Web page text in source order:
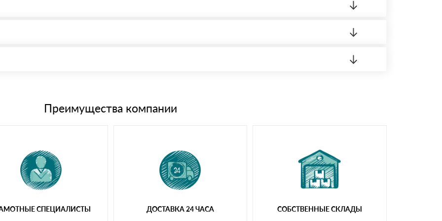
банковским картамПреимущества компании
СПЕЦИАЛИСТЫ ДОСТАВКА 24 ЧАСА СОБСТВЕННЫЕ СКЛАДЫ